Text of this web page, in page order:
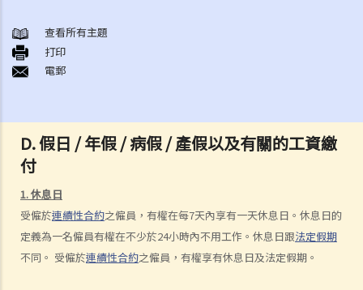
D. 假日 / 年假 / 病假 / 產假以及有關的工資繳
付
1. 休息日
受僱於連續性合約之僱員，有權在每7天內享有一天休息日。休息日的
定義為一名僱員有權在不少於24小時內不用工作。休息日跟法定假期
不同。 受僱於連續性合約之僱員，有權享有休息日及法定假期。
A. 「僱傭合約」之闡釋
1. 僱傭合約的持續期是多久？
2. 甚麼是「連續性」僱傭合約？
3. 僱主是否可以選擇簽訂一系列較短且間斷的僱傭合同，以避免向僱員
提供法定福利和權益？
3. 如何分辨「僱傭合約」以及「獨立承包商（或自僱人士）之服務合
約」？
4. 我接受了一份新聘約，並知道將於某日上班；而另一方面，我亦已給
予現職僱主一個月通知以辭去現有工作。在新工上任的一個星期前，我
查看所有主題
打印
電郵